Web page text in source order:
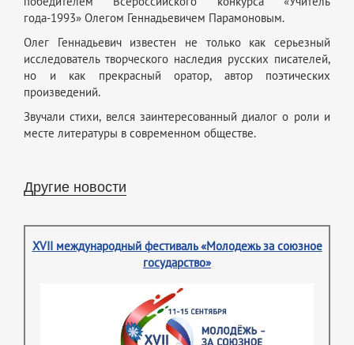
года-1993» Олегом Геннадьевичем Парамоновым.
Олег Геннадьевич известен не только как серьезный
исследователь творческого наследия русских писателей,
но и как прекрасный оратор, автор поэтических
произведений.
Звучали стихи, велся заинтересованный диалог о роли и
месте литературы в современном обществе.
Другие новости
XVII международный фестиваль «Молодежь за союзное
государство»